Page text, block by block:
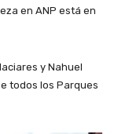
en ANP está en
y Nahuel
todos los Parques